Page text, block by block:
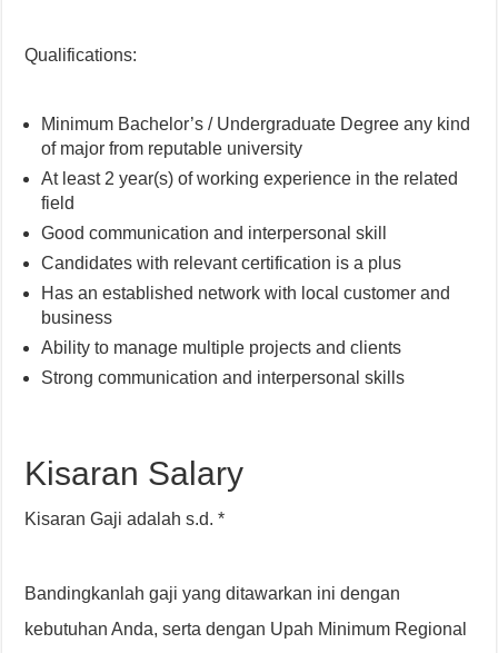
Qualifications:
Minimum Bachelor’s / Undergraduate Degree any kind
of major from reputable university
At least 2 year(s) of working experience in the related
field
Good communication and interpersonal skill
Candidates with relevant certification is a plus
Has an established network with local customer and
business
Ability to manage multiple projects and clients
Strong communication and interpersonal skills
Kisaran Salary
Kisaran Gaji adalah s.d. *
Bandingkanlah gaji yang ditawarkan ini dengan
kebutuhan Anda, serta dengan Upah Minimum Regional